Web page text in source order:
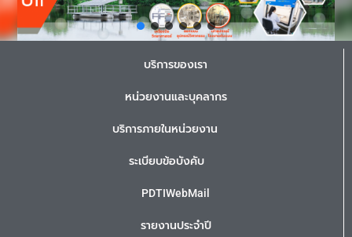
บริการของเรา
หน่วยงานและบุคลากร
บริการภายในหน่วยงาน
ระเบียบข้อบังคับ
PDTIWebMail
รายงานประจำปี